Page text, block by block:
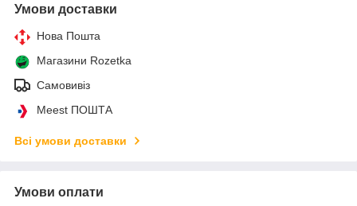
Умови доставки
Нова Пошта
Магазини Rozetka
Самовивіз
Meest ПОШТА
Всі умови доставки
Умови оплати